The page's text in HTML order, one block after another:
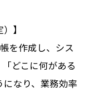
】
を作成し、シス
どこに何がある
なり、業務効率